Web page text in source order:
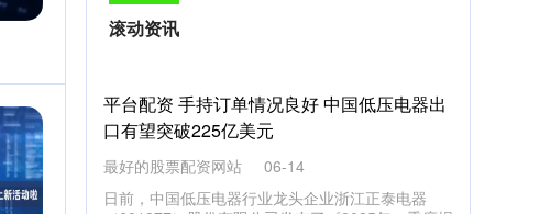
滚动资讯
平台配资 手持订单情况良好 中国低压电器出
口有望突破225亿美元
最好的股票配资网站
06-14
日前，中国低压电器行业龙头企业浙江正泰电器